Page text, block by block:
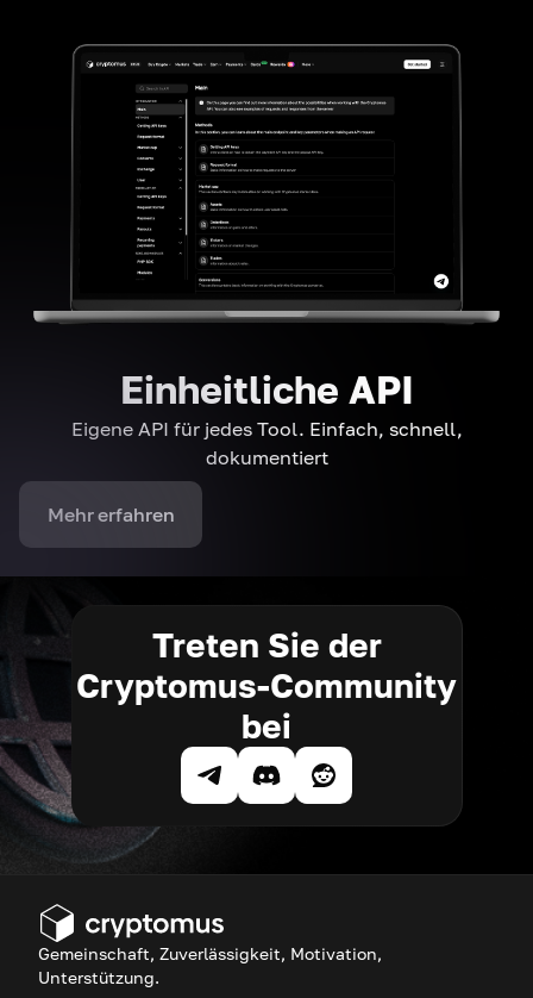
Einheitliche API
Eigene API für jedes Tool. Einfach, schnell,
dokumentiert
Mehr erfahren
Treten Sie der
Cryptomus-Community
bei
Gemeinschaft, Zuverlässigkeit, Motivation,
Unterstützung.